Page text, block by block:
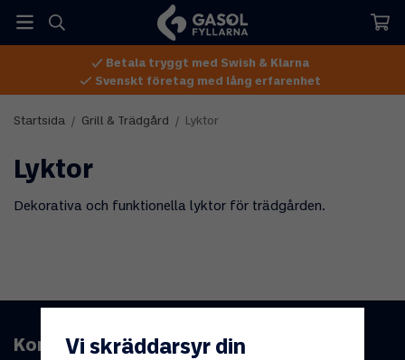
Betala tryggt med Swish & Klarna
Svenskt företag med lång erfarenhet
Startsida / Grill & Trädgård / Lyktor
Lyktor
Dekorativa och funktionella lyktor för trädgården.
Kontakta oss
Vi skräddarsyr din